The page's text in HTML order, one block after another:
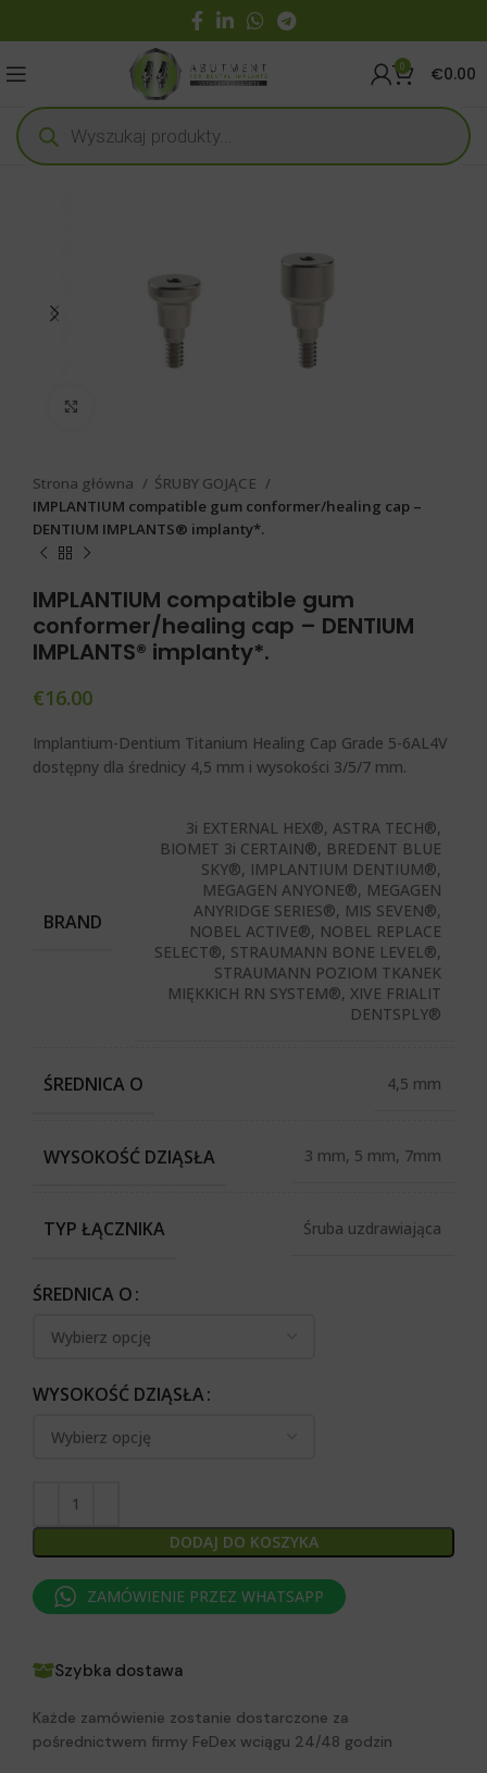
0 €0.00
Strona główna
ŚRUBY GOJĄCE
IMPLANTIUM compatible gum conformer/healing cap –
DENTIUM IMPLANTS® implanty*.
IMPLANTIUM compatible gum
conformer/healing cap – DENTIUM
IMPLANTS® implanty*.
€16.00
Implantium-Dentium Titanium Healing Cap Grade 5-6AL4V
dostępny dla średnicy 4,5 mm i wysokości 3/5/7 mm.
BRAND
3i EXTERNAL HEX®, ASTRA TECH®,
BIOMET 3i CERTAIN®, BREDENT BLUE
SKY®, IMPLANTIUM DENTIUM®,
MEGAGEN ANYONE®, MEGAGEN
ANYRIDGE SERIES®, MIS SEVEN®,
NOBEL ACTIVE®, NOBEL REPLACE
SELECT®, STRAUMANN BONE LEVEL®,
STRAUMANN POZIOM TKANEK
MIĘKKICH RN SYSTEM®, XIVE FRIALIT
DENTSPLY®
ŚREDNICA O 4,5 mm
WYSOKOŚĆ DZIĄSŁA 3 mm, 5 mm, 7mm
TYP ŁĄCZNIKA Śruba uzdrawiająca
ŚREDNICA O
WYSOKOŚĆ DZIĄSŁA
DODAJ DO KOSZYKA
ZAMÓWIENIE PRZEZ WHATSAPP
Szybka dostawa
Każde zamówienie zostanie dostarczone za
pośrednictwem firmy FeDex wciągu 24/48 godzin